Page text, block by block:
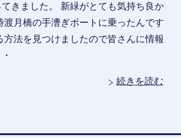
きました。 新緑がとても気持ち良か
渡月橋の手漕ぎボートに乗ったんです
方法を見つけましたので皆さんに情報
続きを読む